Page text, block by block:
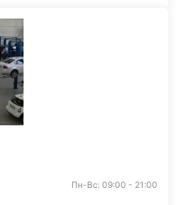
Пн-Вс: 09:00 - 21:00